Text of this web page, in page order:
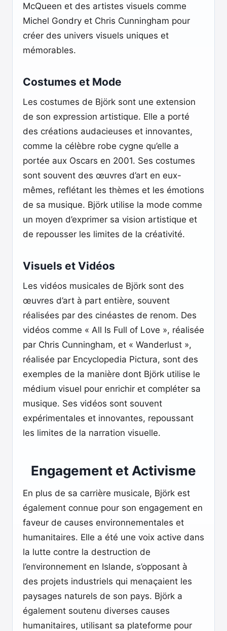
McQueen et des artistes visuels comme
Michel Gondry et Chris Cunningham pour
créer des univers visuels uniques et
mémorables.
Costumes et Mode
Les costumes de Björk sont une extension
de son expression artistique. Elle a porté
des créations audacieuses et innovantes,
comme la célèbre robe cygne qu’elle a
portée aux Oscars en 2001. Ses costumes
sont souvent des œuvres d’art en eux-
mêmes, reflétant les thèmes et les émotions
de sa musique. Björk utilise la mode comme
un moyen d’exprimer sa vision artistique et
de repousser les limites de la créativité.
Visuels et Vidéos
Les vidéos musicales de Björk sont des
œuvres d’art à part entière, souvent
réalisées par des cinéastes de renom. Des
vidéos comme « All Is Full of Love », réalisée
par Chris Cunningham, et « Wanderlust »,
réalisée par Encyclopedia Pictura, sont des
exemples de la manière dont Björk utilise le
médium visuel pour enrichir et compléter sa
musique. Ses vidéos sont souvent
expérimentales et innovantes, repoussant
les limites de la narration visuelle.
Engagement et Activisme
En plus de sa carrière musicale, Björk est
également connue pour son engagement en
faveur de causes environnementales et
humanitaires. Elle a été une voix active dans
la lutte contre la destruction de
l’environnement en Islande, s’opposant à
des projets industriels qui menaçaient les
paysages naturels de son pays. Björk a
également soutenu diverses causes
humanitaires, utilisant sa plateforme pour